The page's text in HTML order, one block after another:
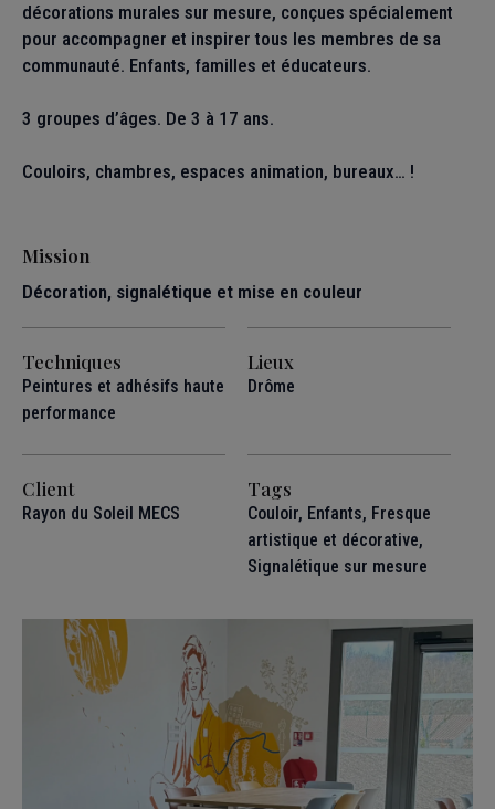
décorations murales sur mesure, conçues spécialement
pour accompagner et inspirer tous les membres de sa
communauté. Enfants, familles et éducateurs.
3 groupes d’âges. De 3 à 17 ans.
Couloirs, chambres, espaces animation, bureaux… !
Mission
Décoration, signalétique et mise en couleur
Techniques
Peintures et adhésifs haute
performance
Lieux
Drôme
Client
Rayon du Soleil MECS
Tags
Couloir, Enfants, Fresque
artistique et décorative,
Signalétique sur mesure